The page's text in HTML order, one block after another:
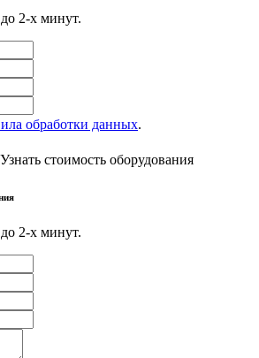
2-x минут.
обработки данных.
2-x минут.